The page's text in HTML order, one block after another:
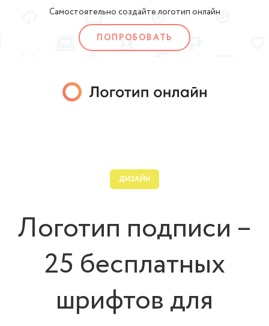
Самостоятельно создайте логотип онлайн
ПОПРОБОВАТЬ
ДИЗАЙН
Логотип подписи –
25 бесплатных
шрифтов для